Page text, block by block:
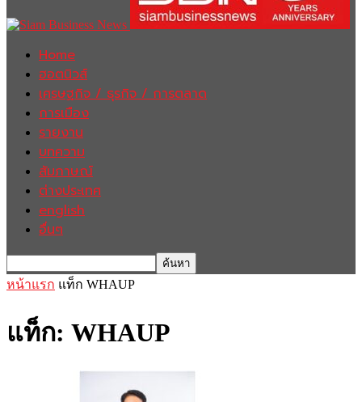
Home
ฮอตนิวส์
เศรษฐกิจ / ธุรกิจ / การตลาด
การเมือง
รายงาน
บทความ
สัมภาษณ์
ต่างประเทศ
english
อื่นๆ
หน้าแรก แท็ก WHAUP
แท็ก: WHAUP